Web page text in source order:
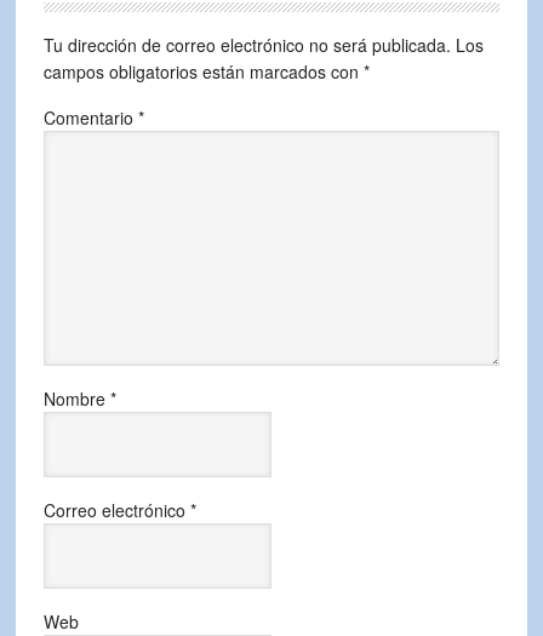
Tu dirección de correo electrónico no será publicada. Los
campos obligatorios están marcados con *
Comentario *
Nombre *
Correo electrónico *
Web